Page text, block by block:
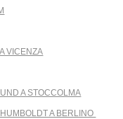
VICENZA
A STOCCOLMA
A BERLINO